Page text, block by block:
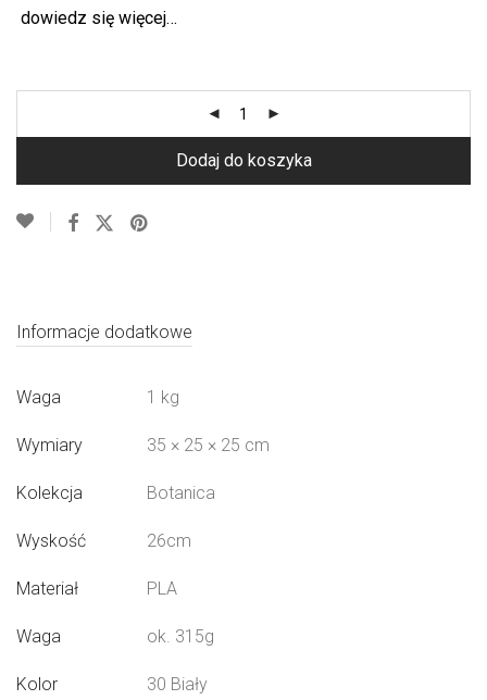
dowiedz się więcej…
Dodaj do koszyka
Informacje dodatkowe
Waga 1 kg
Wymiary 35 × 25 × 25 cm
Kolekcja Botanica
Wyskość 26cm
Materiał PLA
Waga ok. 315g
Kolor
30 Biały